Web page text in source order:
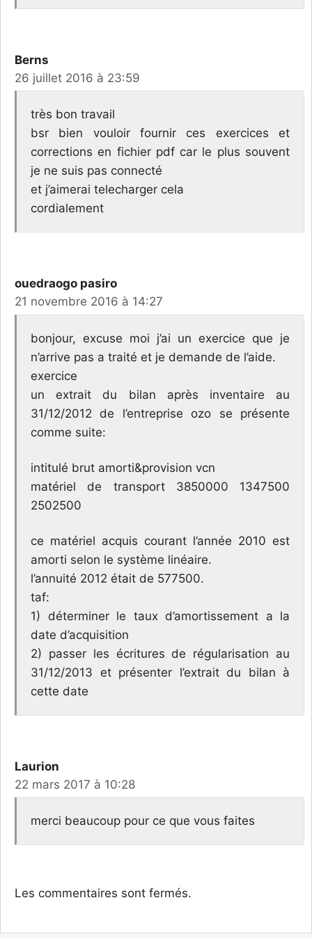
Berns
26 juillet 2016 à 23:59
très bon travail
bsr bien vouloir fournir ces exercices et
corrections en fichier pdf car le plus souvent
je ne suis pas connecté
et j’aimerai telecharger cela
cordialement
ouedraogo pasiro
21 novembre 2016 à 14:27
bonjour, excuse moi j’ai un exercice que je
n’arrive pas a traité et je demande de l’aide.
exercice
un extrait du bilan après inventaire au
31/12/2012 de l’entreprise ozo se présente
comme suite:
intitulé brut amorti&provision vcn
matériel de transport 3850000 1347500
2502500
ce matériel acquis courant l’année 2010 est
amorti selon le système linéaire.
l’annuité 2012 était de 577500.
taf:
1) déterminer le taux d’amortissement a la
date d’acquisition
2) passer les écritures de régularisation au
31/12/2013 et présenter l’extrait du bilan à
cette date
Laurion
22 mars 2017 à 10:28
merci beaucoup pour ce que vous faites
Les commentaires sont fermés.